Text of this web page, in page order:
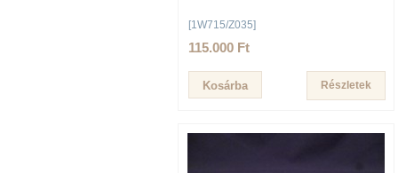
[1W715/Z035]
115.000 Ft
Részletek